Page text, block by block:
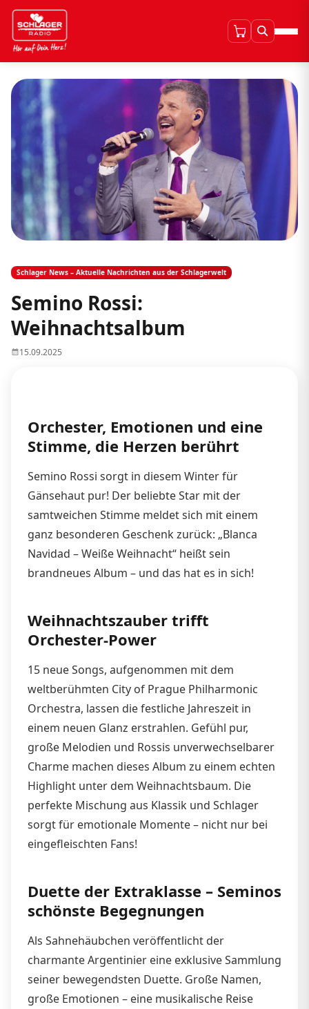
Schlager News – Aktuelle Nachrichten aus der Schlagerwelt
Semino Rossi:
Weihnachtsalbum
15.09.2025
Orchester, Emotionen und eine
Stimme, die Herzen berührt
Semino Rossi sorgt in diesem Winter für
Gänsehaut pur! Der beliebte Star mit der
samtweichen Stimme meldet sich mit einem
ganz besonderen Geschenk zurück: „Blanca
Navidad – Weiße Weihnacht“ heißt sein
brandneues Album – und das hat es in sich!
Weihnachtszauber trifft
Orchester-Power
15 neue Songs, aufgenommen mit dem
weltberühmten City of Prague Philharmonic
Orchestra, lassen die festliche Jahreszeit in
einem neuen Glanz erstrahlen. Gefühl pur,
große Melodien und Rossis unverwechselbarer
Charme machen dieses Album zu einem echten
Highlight unter dem Weihnachtsbaum. Die
perfekte Mischung aus Klassik und Schlager
sorgt für emotionale Momente – nicht nur bei
eingefleischten Fans!
Duette der Extraklasse – Seminos
schönste Begegnungen
Als Sahnehäubchen veröffentlicht der
charmante Argentinier eine exklusive Sammlung
seiner bewegendsten Duette. Große Namen,
große Emotionen – eine musikalische Reise